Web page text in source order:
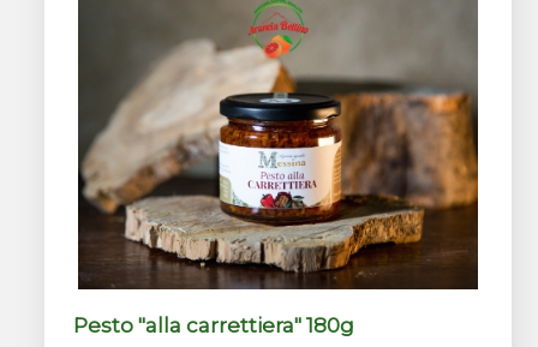
Pesto "alla carrettiera" 180g